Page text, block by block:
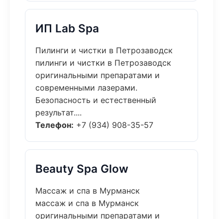
ИП Lab Spa
Пилинги и чистки в Петрозаводск
пилинги и чистки в Петрозаводск
оригинальными препаратами и
современными лазерами.
Безопасность и естественный
результат....
Телефон: +7 (934) 908-35-57
Beauty Spa Glow
Массаж и спа в Мурманск
массаж и спа в Мурманск
оригинальными препаратами и